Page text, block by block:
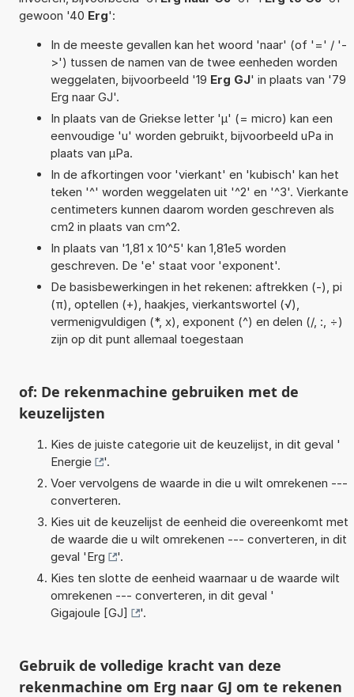
gewoon '40 Erg':
In de meeste gevallen kan het woord 'naar' (of '=' / '-
>') tussen de namen van de twee eenheden worden
weggelaten, bijvoorbeeld '19 Erg GJ' in plaats van '79
Erg naar GJ'.
In plaats van de Griekse letter 'µ' (= micro) kan een
eenvoudige 'u' worden gebruikt, bijvoorbeeld uPa in
plaats van µPa.
In de afkortingen voor 'vierkant' en 'kubisch' kan het
teken '^' worden weggelaten uit '^2' en '^3'. Vierkante
centimeters kunnen daarom worden geschreven als
cm2 in plaats van cm^2.
In plaats van '1,81 x 10^5' kan 1,81e5 worden
geschreven. De 'e' staat voor 'exponent'.
De basisbewerkingen in het rekenen: aftrekken (-), pi
(π), optellen (+), haakjes, vierkantswortel (√),
vermenigvuldigen (*, x), exponent (^) en delen (/, :, ÷)
zijn op dit punt allemaal toegestaan
of: De rekenmachine gebruiken met de
keuzelijsten
Kies de juiste categorie uit de keuzelijst, in dit geval '
Energie
'.
Voer vervolgens de waarde in die u wilt omrekenen ---
converteren.
Kies uit de keuzelijst de eenheid die overeenkomt met
de waarde die u wilt omrekenen --- converteren, in dit
geval 'Erg
'.
Kies ten slotte de eenheid waarnaar u de waarde wilt
omrekenen --- converteren, in dit geval '
Gigajoule [GJ]
'.
Gebruik de volledige kracht van deze
rekenmachine om Erg naar GJ om te rekenen